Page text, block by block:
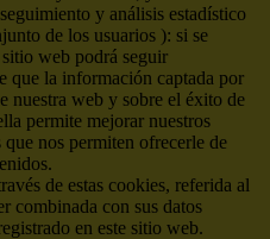
y análisis estadístico
de los usuarios ): si se
web podrá seguir
que la información captada por
nuestra web y sobre el éxito de
permite mejorar nuestros
nos permiten ofrecerle de
de estas cookies, referida al
combinada con sus datos
en este sitio web.